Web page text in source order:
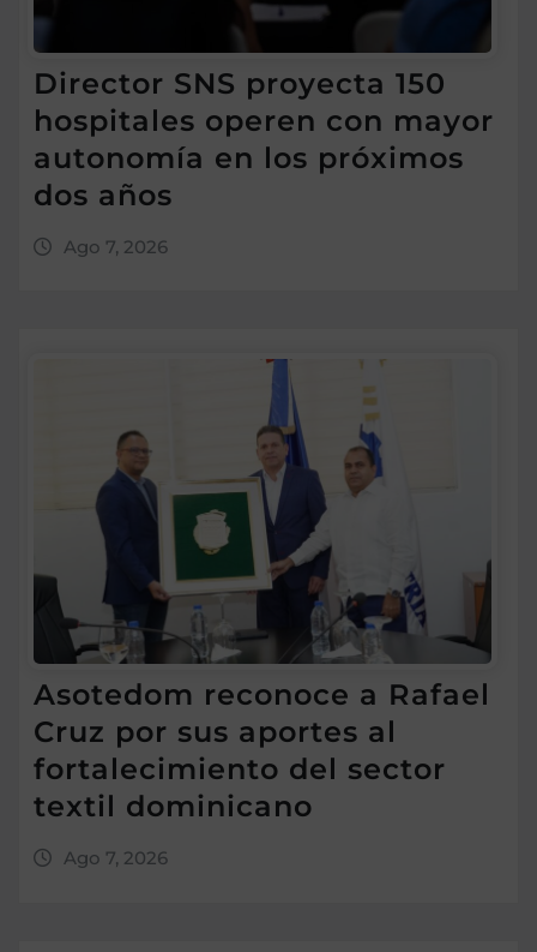
Director SNS proyecta 150
hospitales operen con mayor
autonomía en los próximos
dos años
Ago 7, 2026
Asotedom reconoce a Rafael
Cruz por sus aportes al
fortalecimiento del sector
textil dominicano
Ago 7, 2026